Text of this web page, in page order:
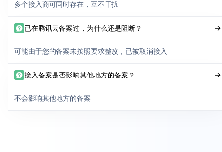
多个接入商可同时存在，互不干扰
已在腾讯云备案过，为什么还是阻断？
可能由于您的备案未按照要求整改，已被取消接入
接入备案是否影响其他地方的备案？
不会影响其他地方的备案